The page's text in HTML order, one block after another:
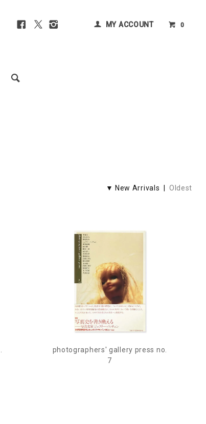
MY ACCOUNT 0
▼ New Arrivals | Oldest
photographers' gallery press no.
7